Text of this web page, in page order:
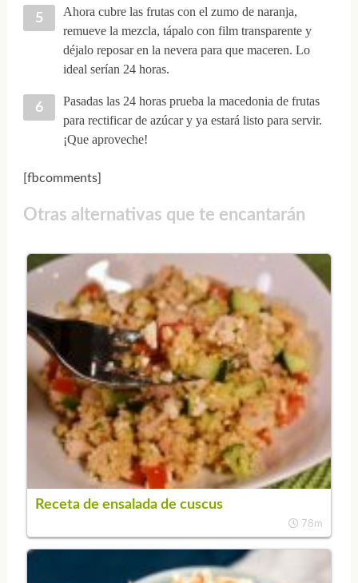
Ahora cubre las frutas con el zumo de naranja,
remueve la mezcla, tápalo con film transparente y
déjalo reposar en la nevera para que maceren. Lo
ideal serían 24 horas.
Pasadas las 24 horas prueba la macedonia de frutas
para rectificar de azúcar y ya estará listo para servir.
¡Que aproveche!
[fbcomments]
Otras alternativas que te encantarán
Receta de ensalada de cuscus
78m